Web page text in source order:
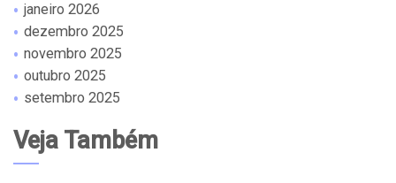
janeiro 2026
dezembro 2025
novembro 2025
outubro 2025
setembro 2025
Veja Também